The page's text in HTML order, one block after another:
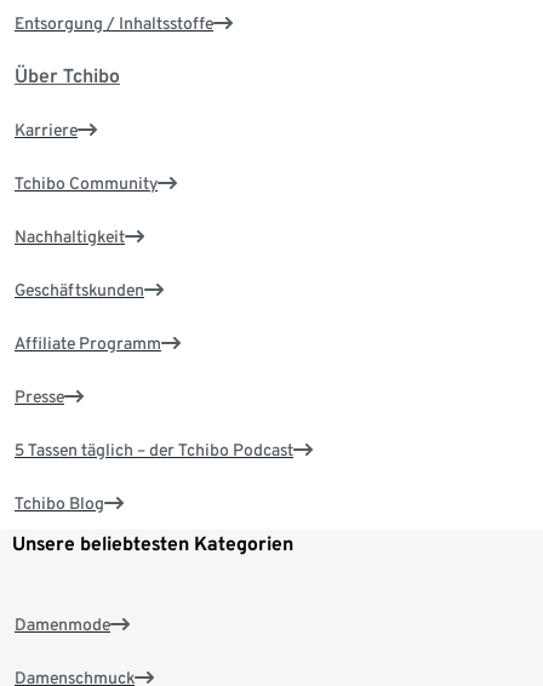
Entsorgung / Inhaltsstoffe
Über Tchibo
Karriere
Tchibo Community
Nachhaltigkeit
Geschäftskunden
Affiliate Programm
Presse
5 Tassen täglich – der Tchibo Podcast
Tchibo Blog
Unsere beliebtesten Kategorien
Damenmode
Damenschmuck